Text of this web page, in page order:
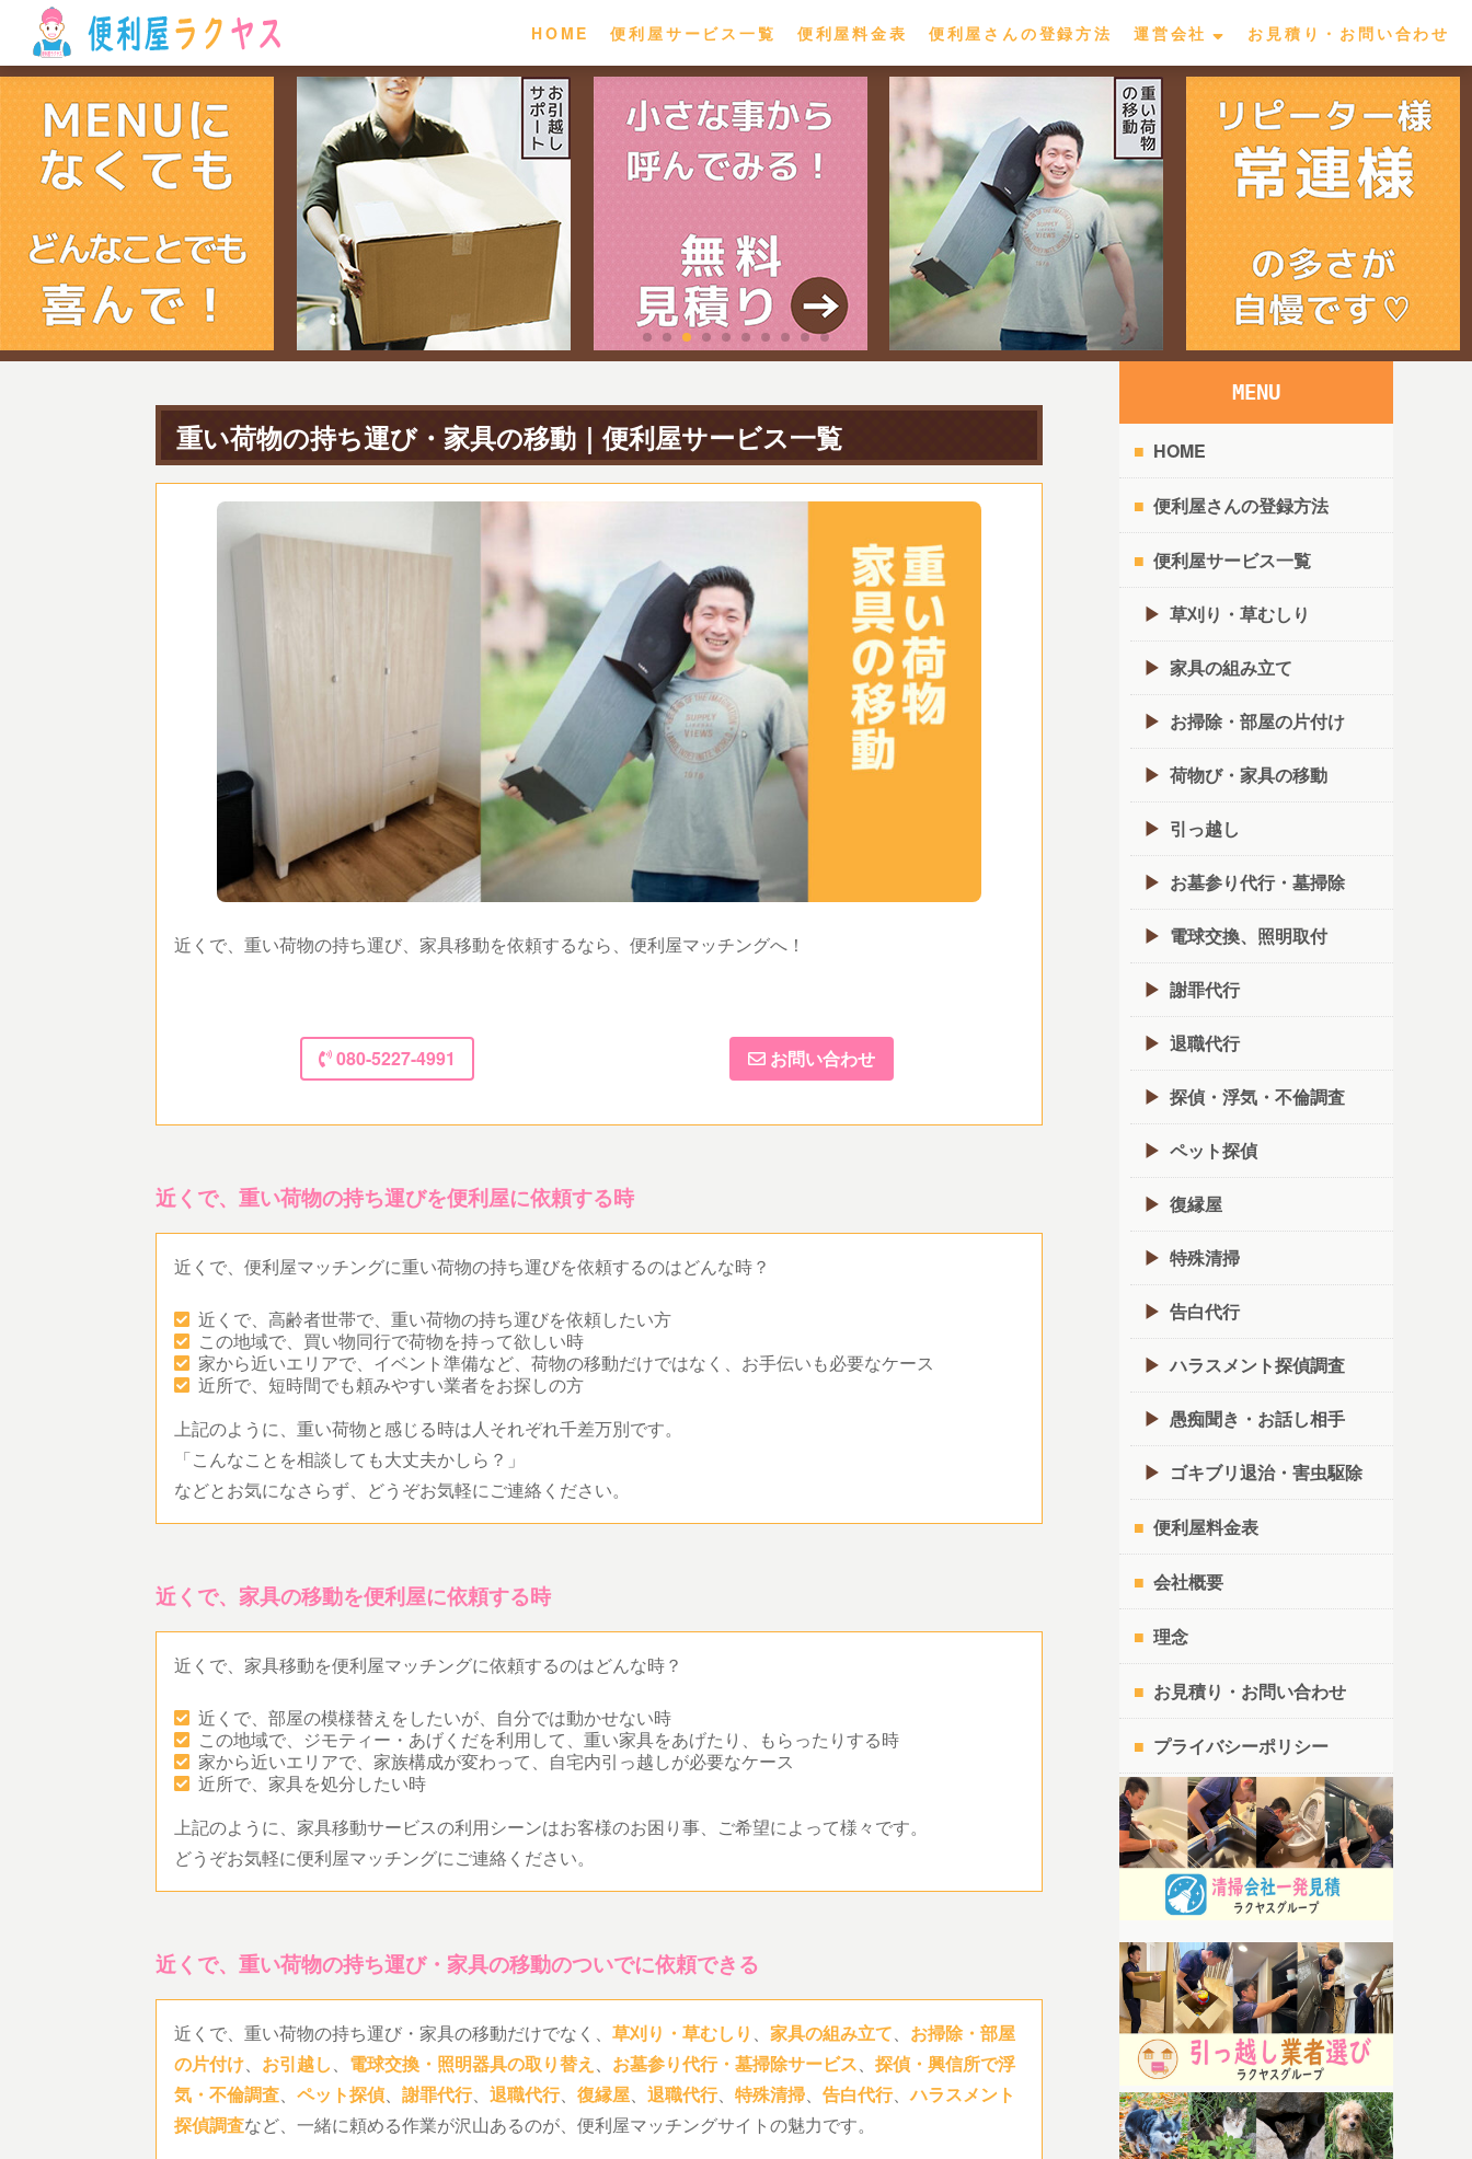
HOME 便利屋サービス一覧 便利屋料金表 便利屋さんの登録方法 運営会社 お見積り・お問い合わせ
重い荷物の持ち運び・家具の移動｜便利屋サービス一覧
近くで、重い荷物の持ち運び、家具移動を依頼するなら、便利屋マッチングへ！
080-5227-4991 お問い合わせ
近くで、重い荷物の持ち運びを便利屋に依頼する時
近くで、便利屋マッチングに重い荷物の持ち運びを依頼するのはどんな時？
近くで、高齢者世帯で、重い荷物の持ち運びを依頼したい方
この地域で、買い物同行で荷物を持って欲しい時
家から近いエリアで、イベント準備など、荷物の移動だけではなく、お手伝いも必要なケース
近所で、短時間でも頼みやすい業者をお探しの方
上記のように、重い荷物と感じる時は人それぞれ千差万別です。
「こんなことを相談しても大丈夫かしら？」
などとお気になさらず、どうぞお気軽にご連絡ください。
近くで、家具の移動を便利屋に依頼する時
近くで、家具移動を便利屋マッチングに依頼するのはどんな時？
近くで、部屋の模様替えをしたいが、自分では動かせない時
この地域で、ジモティー・あげくだを利用して、重い家具をあげたり、もらったりする時
家から近いエリアで、家族構成が変わって、自宅内引っ越しが必要なケース
近所で、家具を処分したい時
上記のように、家具移動サービスの利用シーンはお客様のお困り事、ご希望によって様々です。
どうぞお気軽に便利屋マッチングにご連絡ください。
近くで、重い荷物の持ち運び・家具の移動のついでに依頼できる
近くで、重い荷物の持ち運び・家具の移動だけでなく、 草刈り・草むしり 、 家具の組み立て、 お掃除・部屋
の片付け、 お引越し、 電球交換・照明器具の取り替え 、 お墓参り代行・墓掃除サービス、 探偵・興信所で浮
気・不倫調査、 ペット探偵、 謝罪代行、 退職代行、 復縁屋、 退職代行、 特殊清掃、 告白代行、ハラスメント
探偵調査など、一緒に頼める作業が沢山あるのが、便利屋マッチングサイトの魅力です。
MENU
HOME
便利屋さんの登録方法
便利屋サービス一覧
草刈り・草むしり
家具の組み立て
お掃除・部屋の片付け
荷物び・家具の移動
引っ越し
お墓参り代行・墓掃除
電球交換、照明取付
謝罪代行
退職代行
探偵・浮気・不倫調査
ペット探偵
復縁屋
特殊清掃
告白代行
ハラスメント探偵調査
愚痴聞き・お話し相手
ゴキブリ退治・害虫駆除
便利屋料金表
会社概要
理念
お見積り・お問い合わせ
プライバシーポリシー